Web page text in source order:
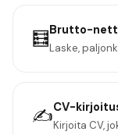
🧮Brutto-
Laske,
✍️CV-
Kirjoita CV,